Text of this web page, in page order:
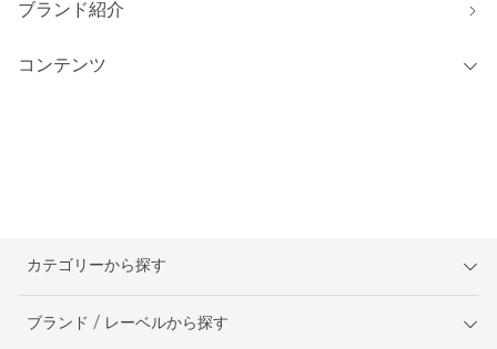
ブランド紹介
コンテンツ
カテゴリーから探す
ブランド / レーベルから探す